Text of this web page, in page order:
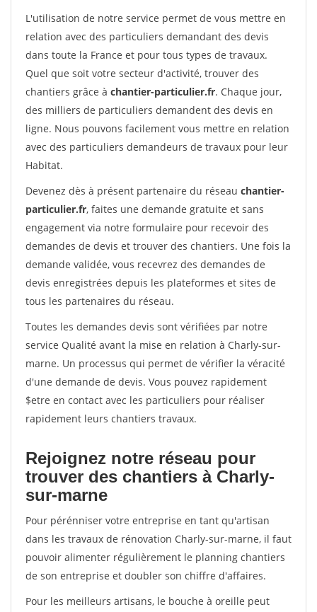
L'utilisation de notre service permet de vous mettre en
relation avec des particuliers demandant des devis
dans toute la France et pour tous types de travaux.
Quel que soit votre secteur d'activité, trouver des
chantiers grâce à chantier-particulier.fr. Chaque jour,
des milliers de particuliers demandent des devis en
ligne. Nous pouvons facilement vous mettre en relation
avec des particuliers demandeurs de travaux pour leur
Habitat.
Devenez dès à présent partenaire du réseau chantier-
particulier.fr, faites une demande gratuite et sans
engagement via notre formulaire pour recevoir des
demandes de devis et trouver des chantiers. Une fois la
demande validée, vous recevrez des demandes de
devis enregistrées depuis les plateformes et sites de
tous les partenaires du réseau.
Toutes les demandes devis sont vérifiées par notre
service Qualité avant la mise en relation à Charly-sur-
marne. Un processus qui permet de vérifier la véracité
d'une demande de devis. Vous pouvez rapidement
$etre en contact avec les particuliers pour réaliser
rapidement leurs chantiers travaux.
Rejoignez notre réseau pour
trouver des chantiers à Charly-
sur-marne
Pour pérénniser votre entreprise en tant qu'artisan
dans les travaux de rénovation Charly-sur-marne, il faut
pouvoir alimenter régulièrement le planning chantiers
de son entreprise et doubler son chiffre d'affaires.
Pour les meilleurs artisans, le bouche à oreille peut